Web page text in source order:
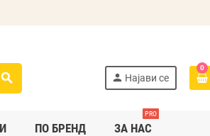
search person Најави се
0
ПО БРЕНД ЗА НАС
PRO